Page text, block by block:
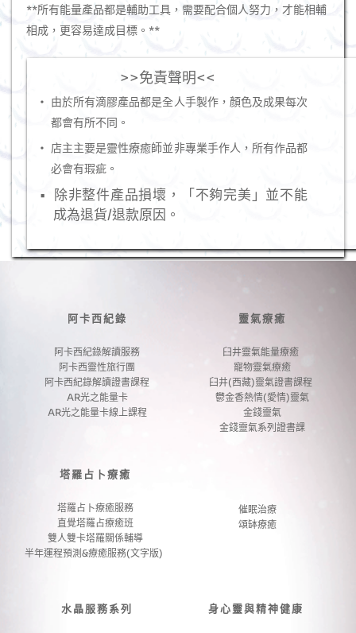
**所有能量產品都是輔助工具，需要配合個人努力，才能相輔
相成，更容易達成目標。**
>>免責聲明<<
由於所有滴膠產品都是全人手製作，顏色及成果每次
都會有所不同。
店主主要是靈性療癒師並非專業手作人，所有作品都
必會有瑕疵。
除非整件產品損壞，「不夠完美」並不能
成為退貨/退款原因。
阿卡西紀錄
阿卡西紀錄解讀服務
阿卡西靈性旅行團
阿卡西紀錄解讀證書課程
AR光之能量卡
AR光之能量卡線上課程
靈氣療癒
臼井靈氣能量療癒
寵物靈氣療癒
臼井(西藏)靈氣證書課程
鬱金香熱情(愛情)靈氣
金錢靈氣
金錢靈氣系列證書課
塔羅占卜療癒
塔羅占卜療癒服務
直覺塔羅占療癒班
雙人雙卡塔羅關係輔導
半年運程預測&療癒服務(文字版)
催眠治療
頌缽療癒
水晶服務系列 身心靈與精神健康